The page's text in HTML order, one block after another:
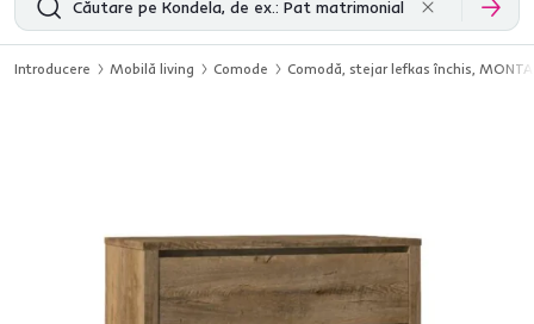
Introducere Mobilă living Comode Comodă, stejar lefkas închis,